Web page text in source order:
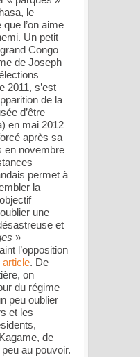
le
l’on aime
Un petit
Congo
de Joseph
2011, s’est
de la
d’être
en mai 2012
après sa
en novembre
permet à
la
une
et
»
l’opposition
article. De
on
du régime
peu oublier
et les
de
au pouvoir.